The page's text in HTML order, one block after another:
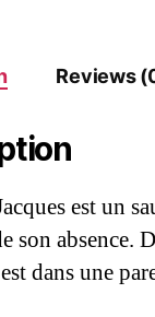
Reviews
est un
son absence.
dans une